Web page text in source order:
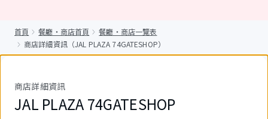
首頁 餐廳・商店首頁
餐廳・商店一覽表
商店詳細資訊（JAL PLAZA 74GATESHOP）
商店詳細資訊
JAL PLAZA 74GATESHOP